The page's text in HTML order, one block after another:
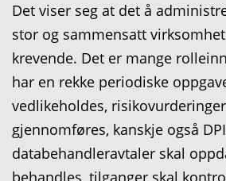
Det viser seg at det å
stor og sammensatt
krevende. Det er mange
har en rekke periodiske
vedlikeholdes,
gjennomføres, kanskje også
databehandleravtaler skal
behandles, tilganger skal